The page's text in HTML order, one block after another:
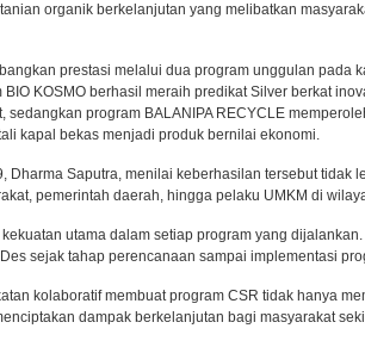
organik berkelanjutan yang melibatkan
prestasi melalui dua program unggulan pada
BIO KOSMO berhasil meraih predikat Silver berkat
sedangkan program BALANIPA RECYCLE
kapal bekas menjadi produk bernilai ekonomi.
Dharma Saputra, menilai keberhasilan tersebut tidak
pemerintah daerah, hingga pelaku UMKM di
utama dalam setiap program yang
sejak tahap perencanaan sampai implementasi
kolaboratif membuat program CSR tidak hanya
dampak berkelanjutan bagi masyarakat